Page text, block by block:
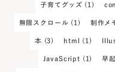
子育てグッズ (1)
無限スクロール (1) 制作メ
本 (3) html (1)
JavaScript (1) 早